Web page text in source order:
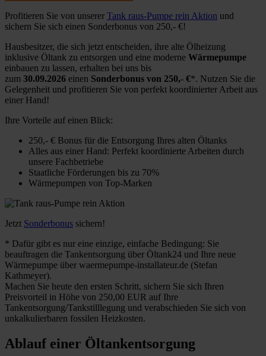
Profitieren Sie von unserer Tank raus-Pumpe rein Aktion und
sichern Sie sich einen Sonderbonus von 250,- €!
Hausbesitzer, die sich jetzt entscheiden, ihre alte Ölheizung
inklusive Öltank zu entsorgen und eine moderne Wärmepumpe
einbauen zu lassen, erhalten bei uns bis
zum 30.09.2026 einen Sonderbonus von 250,- €*. Nutzen Sie die
Gelegenheit und profitieren Sie von perfekt koordinierter Arbeit aus
einer Hand!
Ihre Vorteile auf einen Blick:
250,- € Bonus für die Entsorgung Ihres alten Öltanks
Alles aus einer Hand: Perfekt koordinierte Arbeiten durch
unsere Fachbetriebe
Staatliche Förderungen bis zu 70%
Wärmepumpen von Top-Marken
Jetzt Sonderbonus sichern!
* Dafür gibt es nur eine einzige, einfache Bedingung: Sie
beauftragen die Tankentsorgung über Öltank24 und Ihre neue
Wärmepumpe über waermepumpe-installateur.de (Stefan
Kathmeyer).
Machen Sie heute den ersten Schritt, sichern Sie sich Ihren
Preisvorteil in Höhe von 250,00 EUR auf Ihre
Tankentsorgung/Tankstilllegung und verabschieden Sie sich von
unkalkulierbaren fossilen Heizkosten.
Ablauf einer Öltankentsorgung